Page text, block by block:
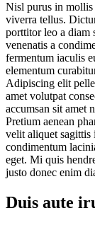
Nisl purus in mollis
viverra tellus.
porttitor leo a diam
venenatis a
fermentum iaculis
elementum
Adipiscing elit
amet volutpat
accumsan sit amet
Pretium aenean
velit aliquet sagittis
condimentum
eget. Mi quis
justo donec enim
Duis aute